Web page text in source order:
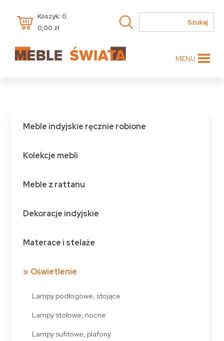
Koszyk: 0
0,00 zł
MENU
Meble indyjskie ręcznie robione
Kolekcje mebli
Meble z rattanu
Dekoracje indyjskie
Materace i stelaże
Oświetlenie
Lampy podłogowe, stojące
Lampy stołowe, nocne
Lampy sufitowe, plafony